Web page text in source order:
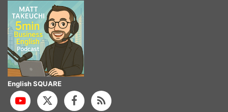
English SQUARE